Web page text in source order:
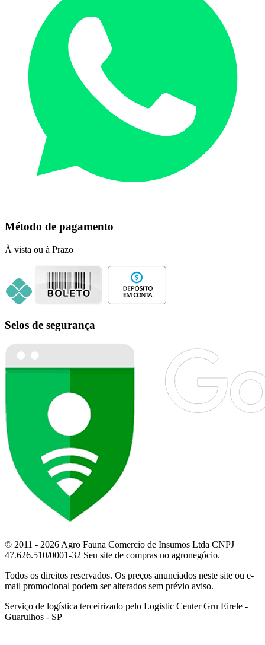
Método de pagamento
À vista ou à Prazo
Selos de segurança
© 2011 - 2026 Agro Fauna Comercio de Insumos Ltda CNPJ
47.626.510/0001-32 Seu site de compras no agronegócio.
Todos os direitos reservados. Os preços anunciados neste site ou e-
mail promocional podem ser alterados sem prévio aviso.
Serviço de logística terceirizado pelo Logistic Center Gru Eirele -
Guarulhos - SP